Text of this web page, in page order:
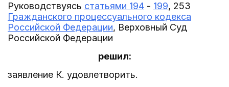
Руководствуясь статьями 194 - 199, 253
Гражданского процессуального кодекса
Российской Федерации, Верховный Суд
Российской Федерации
решил:
заявление К. удовлетворить.